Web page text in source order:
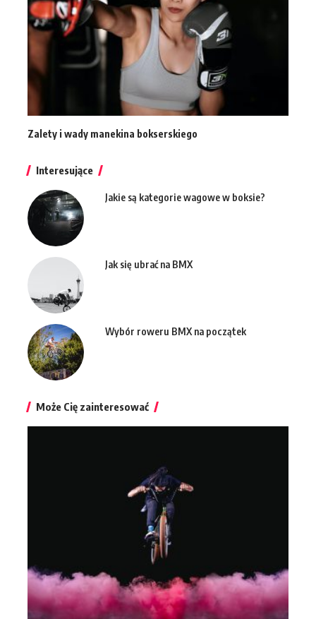
Zalety i wady manekina bokserskiego
Interesujące
Jakie są kategorie wagowe w boksie?
Jak się ubrać na BMX
Wybór roweru BMX na początek
Może Cię zainteresować